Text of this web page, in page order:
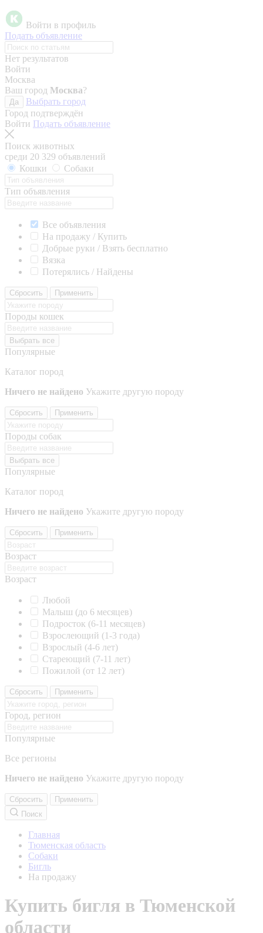
Войти в профиль
Подать объявление
Нет результатов
Войти
Москва
Ваш город Москва?
Да
Выбрать город
Город подтверждён
Войти Подать объявление
Поиск животных
среди 20 329 объявлений
Кошки
Собаки
Тип объявления
Все объявления
На продажу / Купить
Добрые руки / Взять бесплатно
Вязка
Потерялись / Найдены
Сбросить Применить
Породы кошек
Выбрать все
Популярные
Каталог пород
Ничего не найдено Укажите другую породу
Сбросить Применить
Породы собак
Выбрать все
Популярные
Каталог пород
Ничего не найдено Укажите другую породу
Сбросить Применить
Возраст
Возраст
Любой
Малыш (до 6 месяцев)
Подросток (6-11 месяцев)
Взрослеющий (1-3 года)
Взрослый (4-6 лет)
Стареющий (7-11 лет)
Пожилой (от 12 лет)
Сбросить Применить
Город, регион
Популярные
Все регионы
Ничего не найдено Укажите другую породу
Сбросить
Применить
Поиск
Главная
Тюменская область
Собаки
Бигль
На продажу
Купить бигля в Тюменской
области